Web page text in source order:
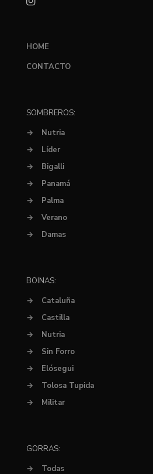
HOME
CONTACTO
SOMBREROS:
→
Nutria
→
Líder
→
Bigalli
→
Panamá
→
Palma
→
Verano
→
Damas
BOINAS:
→
Cataluña
→
Castilla
→
Nutria
→
Sin Forro
→
Elósegui
→
Tolosa Tupida
→
Militar
GORRAS:
→
Todas